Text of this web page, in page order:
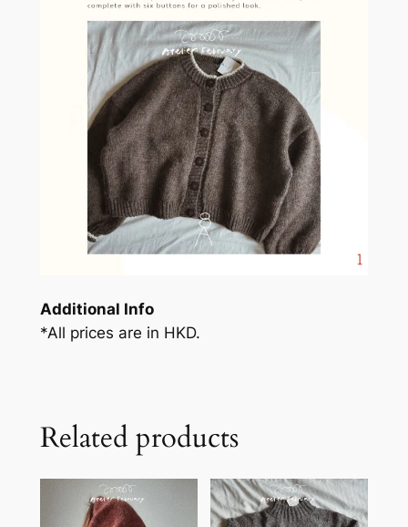
Additional Info
*All prices are in HKD.
Related products